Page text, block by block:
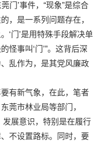
门’事件，“现象”是综合
，是一系列问题存在，
‘门’是用特殊手段解决单
怪事叫‘门’”。这背后深
乱作为，是其党风廉政
有新气象，在此，笔者
莞市林业局等部门，
展意识，特别是在履行
不设置路标。同时，要